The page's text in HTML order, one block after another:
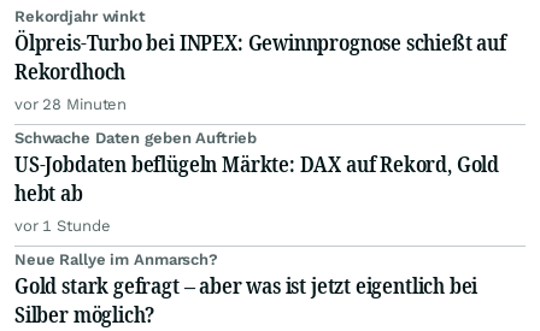
Rekordjahr winkt
Ölpreis-Turbo bei INPEX: Gewinnprognose schießt auf
Rekordhoch
vor 28 Minuten
Schwache Daten geben Auftrieb
US-Jobdaten beflügeln Märkte: DAX auf Rekord, Gold
hebt ab
vor 1 Stunde
Neue Rallye im Anmarsch?
Gold stark gefragt – aber was ist jetzt eigentlich bei
Silber möglich?